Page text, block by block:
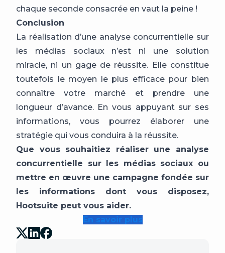
chaque seconde consacrée en vaut la peine !
Conclusion
La réalisation d’une analyse concurrentielle sur
les médias sociaux n’est ni une solution
miracle, ni un gage de réussite. Elle constitue
toutefois le moyen le plus efficace pour bien
connaître votre marché et prendre une
longueur d’avance. En vous appuyant sur ses
informations, vous pourrez élaborer une
stratégie qui vous conduira à la réussite.
Que vous souhaitiez réaliser une analyse
concurrentielle sur les médias sociaux ou
mettre en œuvre une campagne fondée sur
les informations dont vous disposez,
Hootsuite peut vous aider.
En savoir plus